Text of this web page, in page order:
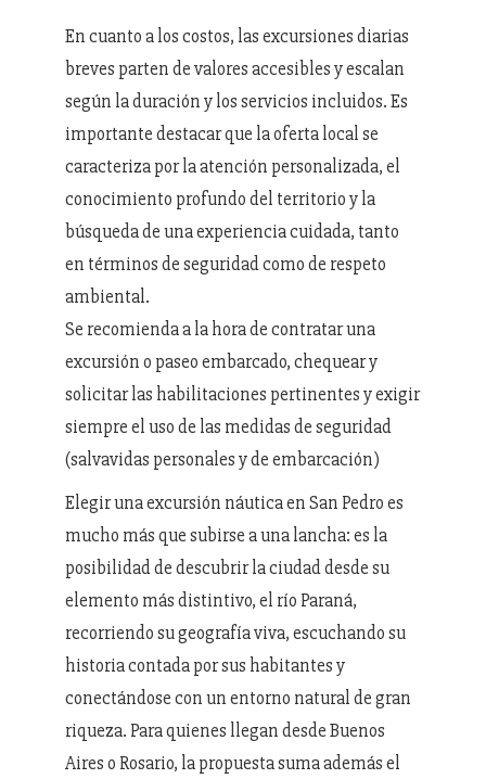
En cuanto a los costos, las excursiones diarias
breves parten de valores accesibles y escalan
según la duración y los servicios incluidos. Es
importante destacar que la oferta local se
caracteriza por la atención personalizada, el
conocimiento profundo del territorio y la
búsqueda de una experiencia cuidada, tanto
en términos de seguridad como de respeto
ambiental.
Se recomienda a la hora de contratar una
excursión o paseo embarcado, chequear y
solicitar las habilitaciones pertinentes y exigir
siempre el uso de las medidas de seguridad
(salvavidas personales y de embarcación)
Elegir una excursión náutica en San Pedro es
mucho más que subirse a una lancha: es la
posibilidad de descubrir la ciudad desde su
elemento más distintivo, el río Paraná,
recorriendo su geografía viva, escuchando su
historia contada por sus habitantes y
conectándose con un entorno natural de gran
riqueza. Para quienes llegan desde Buenos
Aires o Rosario, la propuesta suma además el